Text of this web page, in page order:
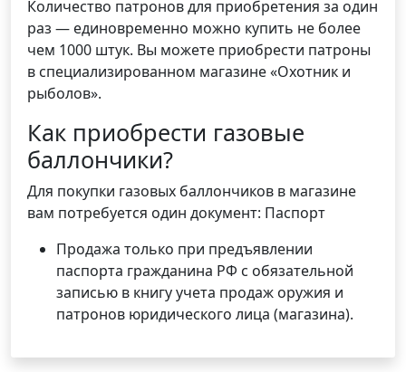
Количество патронов для приобретения за один
раз — единовременно можно купить не более
чем 1000 штук. Вы можете приобрести патроны
в специализированном магазине «Охотник и
рыболов».
Как приобрести газовые
баллончики?
Для покупки газовых баллончиков в магазине
вам потребуется один документ: Паспорт
Продажа только при предъявлении
паспорта гражданина РФ с обязательной
записью в книгу учета продаж оружия и
патронов юридического лица (магазина).